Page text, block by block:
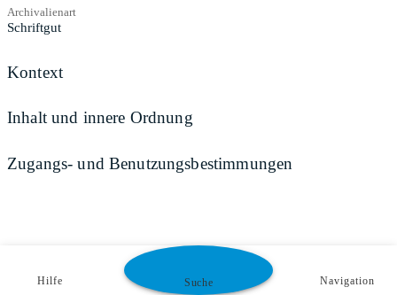
Archivalienart
Schriftgut
Kontext
Inhalt und innere Ordnung
Zugangs- und Benutzungsbestimmungen
Hilfe Suche Navigation